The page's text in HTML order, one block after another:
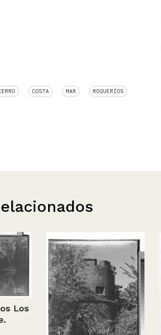
COSTA MAR ROQUERÍOS